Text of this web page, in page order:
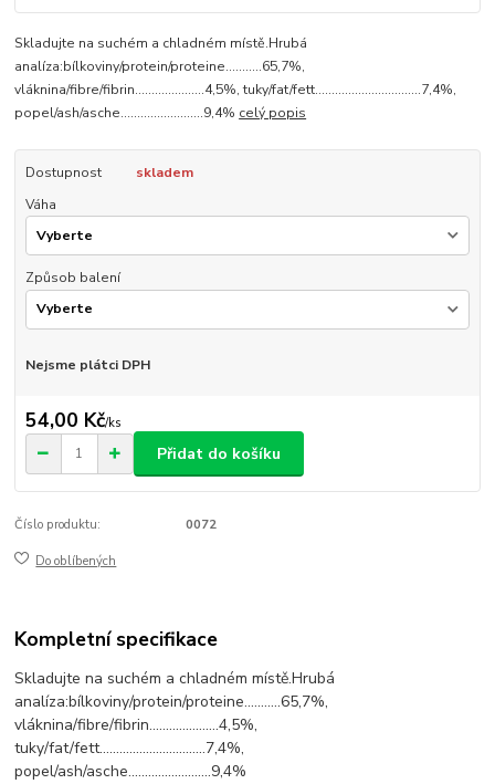
Skladujte na suchém a chladném místě.Hrubá
analíza:bílkoviny/protein/proteine...........65,7%,
vláknina/fibre/fibrin.....................4,5%, tuky/fat/fett................................7,4%,
popel/ash/asche.........................9,4% celý popis
Dostupnost
skladem
Váha
Způsob balení
Nejsme plátci DPH
54,00 Kč/ks
Přidat do košíku
Číslo produktu: 0072
Do oblíbených
Kompletní specifikace
Skladujte na suchém a chladném místě.Hrubá
analíza:bílkoviny/protein/proteine...........65,7%,
vláknina/fibre/fibrin.....................4,5%,
tuky/fat/fett................................7,4%,
popel/ash/asche.........................9,4%